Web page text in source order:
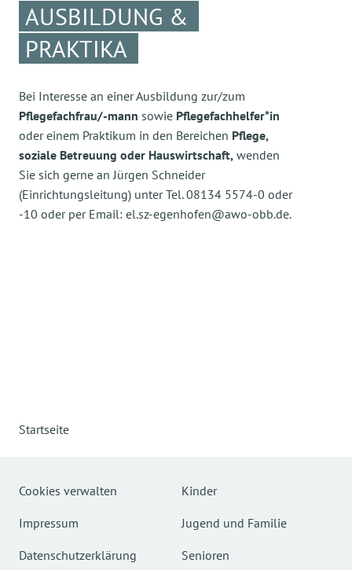
AUSBILDUNG &
PRAKTIKA
Bei Interesse an einer Ausbildung zur/zum
Pflegefachfrau/-mann sowie Pflegefachhelfer*in
oder einem Praktikum in den Bereichen Pflege,
soziale Betreuung oder Hauswirtschaft, wenden
Sie sich gerne an Jürgen Schneider
(Einrichtungsleitung) unter Tel. 08134 5574-0 oder
-10 oder per Email: el.sz-egenhofen@awo-obb.de.
Startseite
Cookies verwalten
Impressum
Datenschutzerklärung
Kinder
Jugend und Familie
Senioren